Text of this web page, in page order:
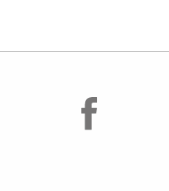
facebook